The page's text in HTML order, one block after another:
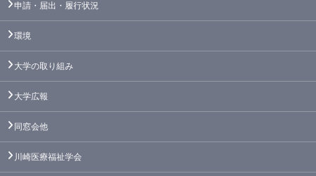
申請・届出・履行状況
環境
大学の取り組み
大学広報
同窓会他
川崎医療福祉学会